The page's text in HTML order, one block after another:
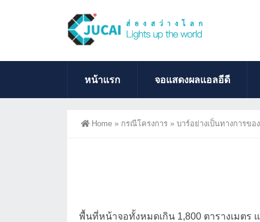
หน้าแรก จอแสดงผลแอลอีดี
Home » กรณีโครงการ » บาร์อย่างเป็นทางการขอ
พื้นที่หน้าจอทั้งหมดเกิน 1,800 ตารางเมตร